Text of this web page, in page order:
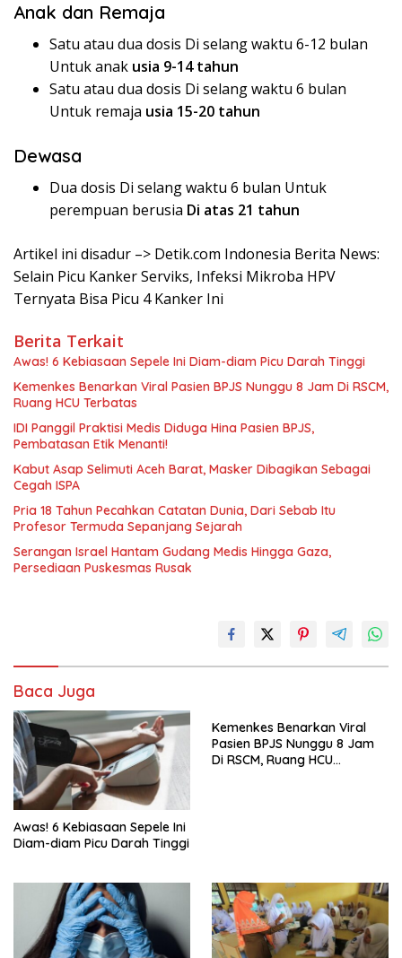
Anak dan Remaja
Satu atau dua dosis Di selang waktu 6-12 bulan
Untuk anak usia 9-14 tahun
Satu atau dua dosis Di selang waktu 6 bulan
Untuk remaja usia 15-20 tahun
Dewasa
Dua dosis Di selang waktu 6 bulan Untuk
perempuan berusia Di atas 21 tahun
Artikel ini disadur –> Detik.com Indonesia Berita News:
Selain Picu Kanker Serviks, Infeksi Mikroba HPV
Ternyata Bisa Picu 4 Kanker Ini
Berita Terkait
Awas! 6 Kebiasaan Sepele Ini Diam-diam Picu Darah Tinggi
Kemenkes Benarkan Viral Pasien BPJS Nunggu 8 Jam Di RSCM,
Ruang HCU Terbatas
IDI Panggil Praktisi Medis Diduga Hina Pasien BPJS,
Pembatasan Etik Menanti!
Kabut Asap Selimuti Aceh Barat, Masker Dibagikan Sebagai
Cegah ISPA
Pria 18 Tahun Pecahkan Catatan Dunia, Dari Sebab Itu
Profesor Termuda Sepanjang Sejarah
Serangan Israel Hantam Gudang Medis Hingga Gaza,
Persediaan Puskesmas Rusak
Baca Juga
Awas! 6 Kebiasaan Sepele Ini
Diam-diam Picu Darah Tinggi
Kemenkes Benarkan Viral
Pasien BPJS Nunggu 8 Jam
Di RSCM, Ruang HCU